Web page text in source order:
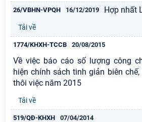
26/VBHN-VPQH 16/12/2019 Hợp nhất
Tải về
1774/KHXH-TCCB 20/08/2015
Về việc báo cáo số lượng công
hiện chính sách tinh giản biên
thôi việc năm 2015
Tải về
519/QĐ-KHXH 07/04/2014